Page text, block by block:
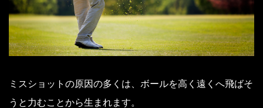
ミスショットの原因の多くは、ボールを高く遠くへ飛ばそ
うと力むことから生まれます。